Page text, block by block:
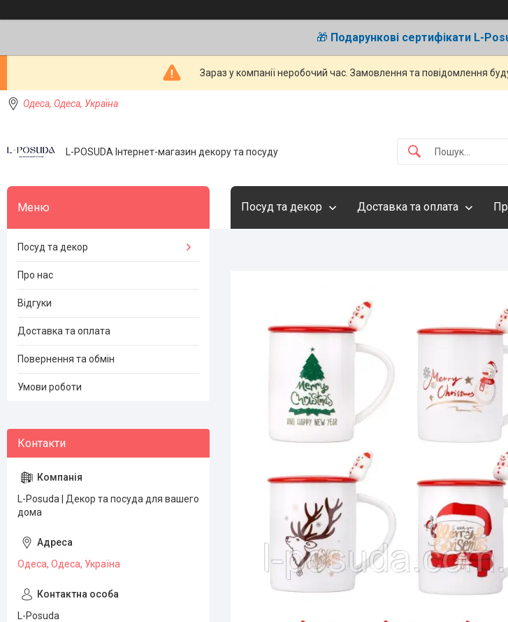
🎁 Подарункові сертифікати L-
Зараз у компанії неробочий час. Замовлення та повідомлення
Одеса, Одеса, Україна
L-POSUDA Інтернет-магазин декору та посуду
Посуд та декор Доставка та оплата
Посуд та декор
Про нас
Відгуки
Доставка та оплата
Повернення та обмін
Умови роботи
L-Posuda | Декор та посуда для вашего
дома
Одеса, Одеса, Україна
L-Posuda